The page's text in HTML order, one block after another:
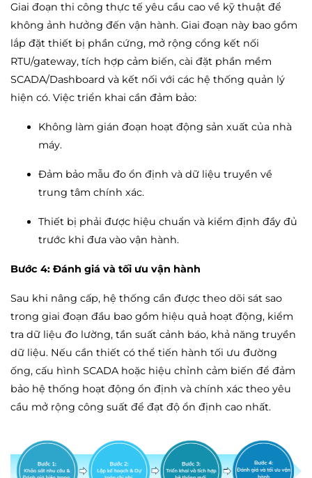
Giai đoạn thi công thực tế yêu cầu cao về kỹ thuật để
không ảnh hưởng đến vận hành. Giai đoạn này bao gồm
lắp đặt thiết bị phần cứng, mở rộng cổng kết nối
RTU/gateway, tích hợp cảm biến, cài đặt phần mềm
SCADA/Dashboard và kết nối với các hệ thống quản lý
hiện có. Việc triển khai cần đảm bảo:
Không làm gián đoạn hoạt động sản xuất của nhà
máy.
Đảm bảo mẫu đo ổn định và dữ liệu truyền về
trung tâm chính xác.
Thiết bị phải được hiệu chuẩn và kiểm định đầy đủ
trước khi đưa vào vận hành.
Bước 4: Đánh giá và tối ưu vận hành
Sau khi nâng cấp, hệ thống cần được theo dõi sát sao
trong giai đoạn đầu bao gồm hiệu quả hoạt động, kiểm
tra dữ liệu đo lường, tần suất cảnh báo, khả năng truyền
dữ liệu. Nếu cần thiết có thể tiến hành tối ưu đường
ống, cấu hình SCADA hoặc hiệu chỉnh cảm biến để đảm
bảo hệ thống hoạt động ổn định và chính xác theo yêu
cầu mở rộng công suất để đạt độ ổn định cao nhất.